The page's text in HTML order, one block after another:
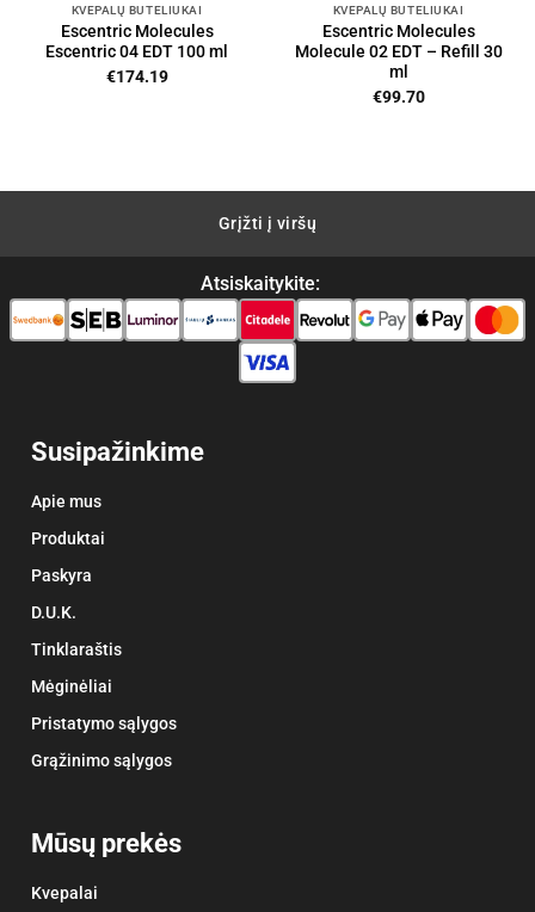
KVEPALŲ BUTELIUKAI
Escentric Molecules
Escentric 04 EDT 100 ml
€174.19
KVEPALŲ BUTELIUKAI
Escentric Molecules
Molecule 02 EDT – Refill 30
ml
€99.70
Grįžti į viršų
Atsiskaitykite:
Susipažinkime
Apie mus
Produktai
Paskyra
D.U.K.
Tinklaraštis
Mėginėliai
Pristatymo sąlygos
Grąžinimo sąlygos
Mūsų prekės
Kvepalai